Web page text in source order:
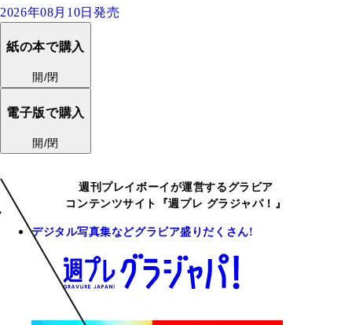
2026年08月10日発売
紙の本で購入
開/閉
電子版で購入
開/閉
週刊プレイボーイが運営するグラビア
コンテンツサイト『週プレ グラジャパ！』
デジタル写真集などグラビア盛りだくさん!